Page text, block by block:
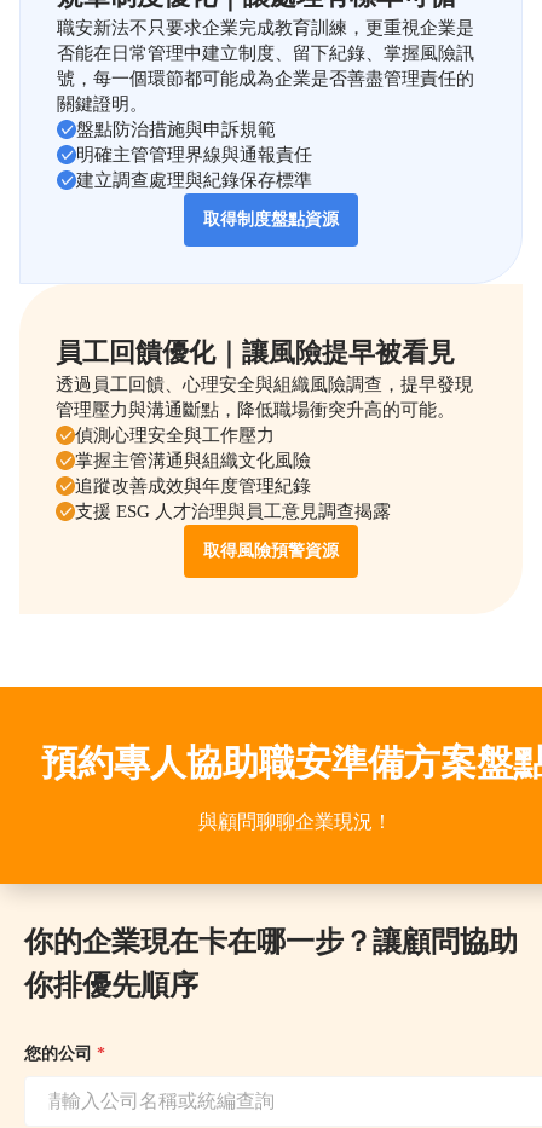
職安新法不只要求企業完成教育訓練，更重視企業是
否能在日常管理中建立制度、留下紀錄、掌握風險訊
號，每一個環節都可能成為企業是否善盡管理責任的
關鍵證明。
盤點防治措施與申訴規範
明確主管管理界線與通報責任
建立調查處理與紀錄保存標準
取得制度盤點資源
員工回饋優化｜讓風險提早被看見
透過員工回饋、心理安全與組織風險調查，提早發現
管理壓力與溝通斷點，降低職場衝突升高的可能。
偵測心理安全與工作壓力
掌握主管溝通與組織文化風險
追蹤改善成效與年度管理紀錄
支援 ESG 人才治理與員工意見調查揭露
取得風險預警資源
預約專人協助職安準備方案盤
與顧問聊聊企業現況！
你的企業現在卡在哪一步？讓顧問協助
你排優先順序
您的公司 *
請輸入公司名稱或統編查詢